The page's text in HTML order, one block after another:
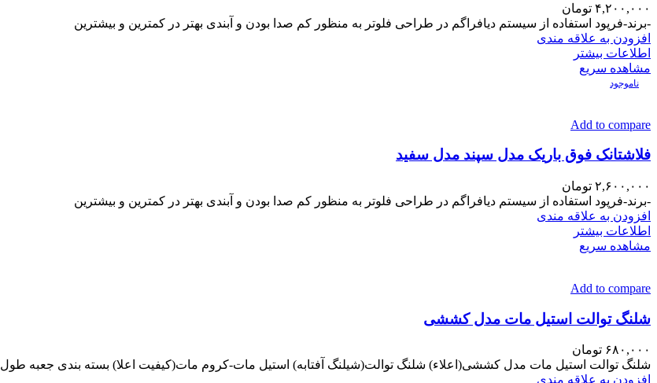
۴,۲۰۰,۰۰۰ تومان
-برند-فرپود استفاده از سیستم دیافراگم در طراحی فلوتر به منظور کم صدا بودن و آبندی بهتر در کمترین و بیشترین
افزودن به علاقه مندی
اطلاعات بیشتر
مشاهده سریع
ناموجود
Add to compare
فلاشتانک فوق باریک مدل سپند مدل سفید
۲,۶۰۰,۰۰۰ تومان
-برند-فرپود استفاده از سیستم دیافراگم در طراحی فلوتر به منظور کم صدا بودن و آبندی بهتر در کمترین و بیشترین
افزودن به علاقه مندی
اطلاعات بیشتر
مشاهده سریع
Add to compare
شلنگ توالت استیل مات مدل کششی
۶۸۰,۰۰۰ تومان
شلنگ توالت استیل مات مدل کششی(اعلاء) شلنگ توالت(شیلنگ آفتابه) استیل مات-کروم مات(کیفیت اعلا) بسته بندی جعبه طول120-130 نرک داخلی برنجی
افزودن به علاقه مندی